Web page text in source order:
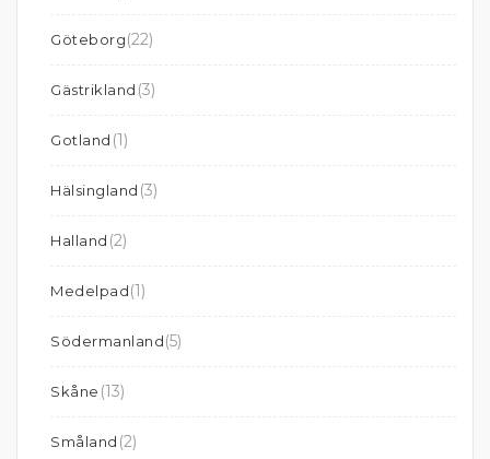
Göteborg(22)
Gästrikland (3)
Gotland (1)
Hälsingland (3)
Halland (2)
Medelpad(1)
Södermanland(5)
Skåne (13)
Småland (2)